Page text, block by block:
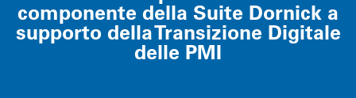
componente della Suite Dornick a
supporto della Transizione Digitale
delle PMI